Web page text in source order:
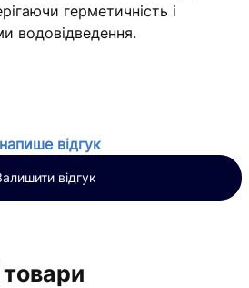
герметичність і
водовідведення.
відгук
відгук